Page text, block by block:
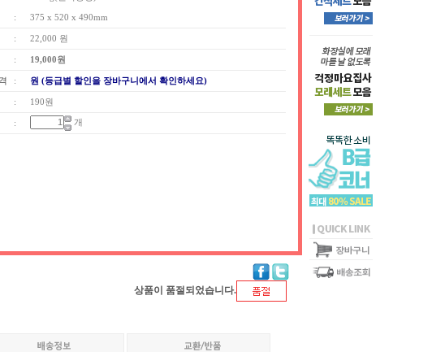
: 375 x 520 x 490mm
: 22,000 원
: 19,000원
: 원 (등급별 할인을 장바구니에서 확인하세요)
: 190원
: 개
상품이 품절되었습니다.